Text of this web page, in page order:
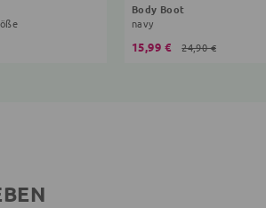
Body Boot
navy
15,99 € 24,90 €